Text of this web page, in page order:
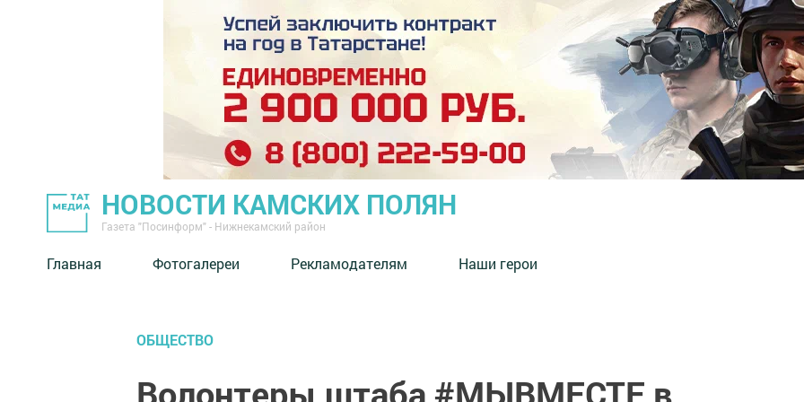
НОВОСТИ КАМСКИХ ПОЛЯН
Газета "Посинформ" - Нижнекамский район
Главная Фотогалереи Рекламодателям Наши герои
ОБЩЕСТВО
Волонтеры штаба #МЫВМЕСТЕ в